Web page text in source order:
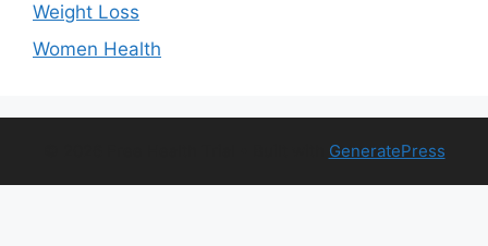
Weight Loss
Women Health
GeneratePress